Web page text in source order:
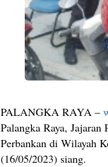
PALANGKA RAYA –
Palangka Raya,
Perbankan di Wilayah
(16/05/2023) siang.